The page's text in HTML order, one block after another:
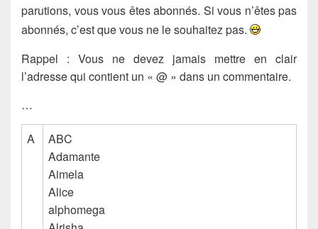
parutions, vous vous êtes abonnés. Si vous n’êtes pas
abonnés, c’est que vous ne le souhaitez pas.
Rappel : Vous ne devez jamais mettre en clair
l’adresse qui contient un « @ » dans un commentaire.
…
A
ABC
Adamante
Aimela
Alice
alphomega